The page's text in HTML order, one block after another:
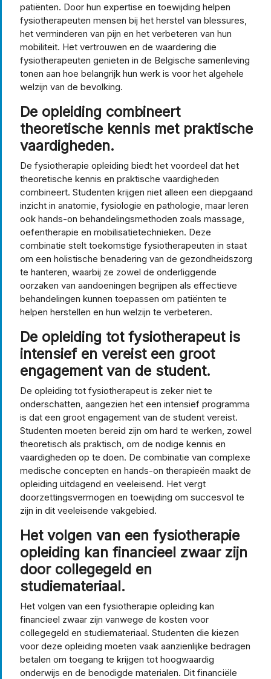
patiënten. Door hun expertise en toewijding helpen
fysiotherapeuten mensen bij het herstel van blessures,
het verminderen van pijn en het verbeteren van hun
mobiliteit. Het vertrouwen en de waardering die
fysiotherapeuten genieten in de Belgische samenleving
tonen aan hoe belangrijk hun werk is voor het algehele
welzijn van de bevolking.
De opleiding combineert
theoretische kennis met praktische
vaardigheden.
De fysiotherapie opleiding biedt het voordeel dat het
theoretische kennis en praktische vaardigheden
combineert. Studenten krijgen niet alleen een diepgaand
inzicht in anatomie, fysiologie en pathologie, maar leren
ook hands-on behandelingsmethoden zoals massage,
oefentherapie en mobilisatietechnieken. Deze
combinatie stelt toekomstige fysiotherapeuten in staat
om een ​​holistische benadering van de gezondheidszorg
te hanteren, waarbij ze zowel de onderliggende
oorzaken van aandoeningen begrijpen als effectieve
behandelingen kunnen toepassen om patiënten te
helpen herstellen en hun welzijn te verbeteren.
De opleiding tot fysiotherapeut is
intensief en vereist een groot
engagement van de student.
De opleiding tot fysiotherapeut is zeker niet te
onderschatten, aangezien het een intensief programma
is dat een groot engagement van de student vereist.
Studenten moeten bereid zijn om hard te werken, zowel
theoretisch als praktisch, om de nodige kennis en
vaardigheden op te doen. De combinatie van complexe
medische concepten en hands-on therapieën maakt de
opleiding uitdagend en veeleisend. Het vergt
doorzettingsvermogen en toewijding om succesvol te
zijn in dit veeleisende vakgebied.
Het volgen van een fysiotherapie
opleiding kan financieel zwaar zijn
door collegegeld en
studiemateriaal.
Het volgen van een fysiotherapie opleiding kan
financieel zwaar zijn vanwege de kosten voor
collegegeld en studiemateriaal. Studenten die kiezen
voor deze opleiding moeten vaak aanzienlijke bedragen
betalen om toegang te krijgen tot hoogwaardig
onderwijs en de benodigde materialen. Dit financiële